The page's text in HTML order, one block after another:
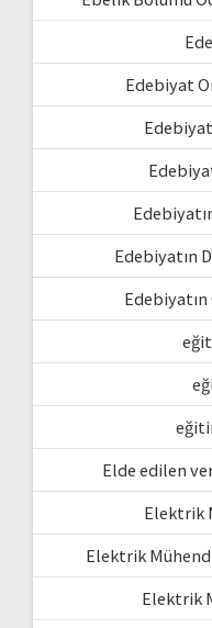
Edebiyat
Edebiyatın
Elde edilen
Elektrik
Elektrik
Elektrik